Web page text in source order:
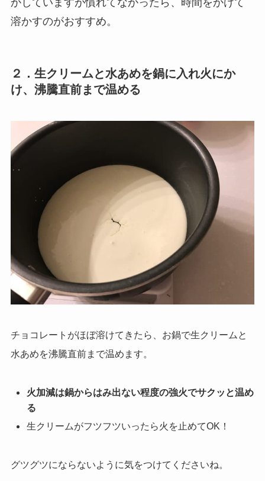
溶かすのがおすすめ。
２．生クリームと水あめを鍋に入れ火にか
け、沸騰直前まで温める
チョコレートがほぼ溶けてきたら、お鍋で生クリームと
水あめを沸騰直前まで温めます。
火加減は鍋からはみ出ない程度の強火でサクッと温め
る
生クリームがフツフツいったら火を止めてOK！
グツグツにならないように気をつけてくださいね。